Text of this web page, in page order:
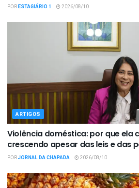
PORESTAGIÁRIO 1 2026/08/10
ARTIGOS
Violência doméstica: por que ela
crescendo apesar das leis e das
PORJORNAL DA CHAPADA 2026/08/10